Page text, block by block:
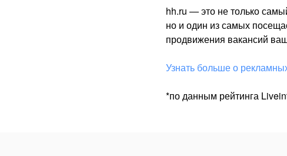
hh.ru — это не только
но и один из самых
продвижения вакансий
Узнать больше о
*по данным рейтинга